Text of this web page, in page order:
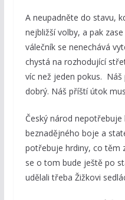
A neupadněte do stavu,
nejbližší volby, a pak
válečník se nenechává
chystá na rozhodující
víc než jeden pokus.
dobrý. Náš příští útok
Český národ
beznadějného boje a
potřebuje hrdiny, co těm
se o tom bude ještě po
udělali třeba Žižkovi